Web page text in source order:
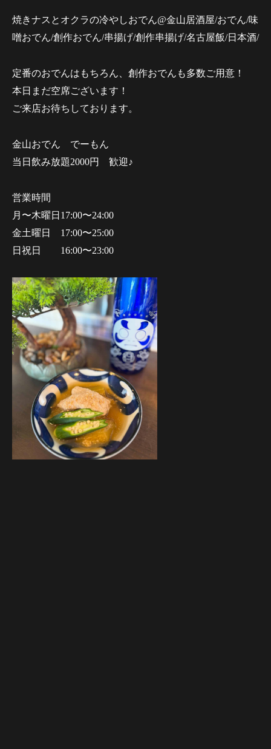
焼きナスとオクラの冷やしおでん@金山居酒屋/おでん/味
噌おでん/創作おでん/串揚げ/創作串揚げ/名古屋飯/日本酒/
定番のおでんはもちろん、創作おでんも多数ご用意！
本日まだ空席ございます！
ご来店お待ちしております。
金山おでん でーもん
当日飲み放題2000円 歓迎♪
営業時間
月〜木曜日17:00〜24:00
金土曜日 17:00〜25:00
日祝日 16:00〜23:00